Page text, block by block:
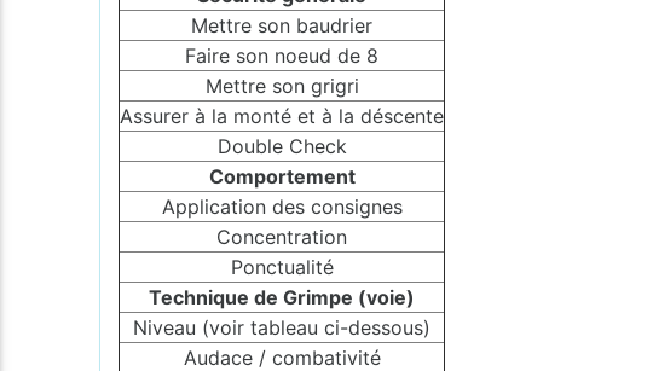
Mettre son baudrier
Faire son noeud de 8
Mettre son grigri
Assurer à la monté et à la déscente
Double Check
Comportement
Application des consignes
Concentration
Ponctualité
Technique de Grimpe (voie)
Niveau (voir tableau ci-dessous)
Audace / combativité